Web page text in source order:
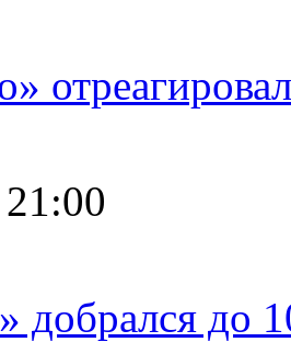
добрался до